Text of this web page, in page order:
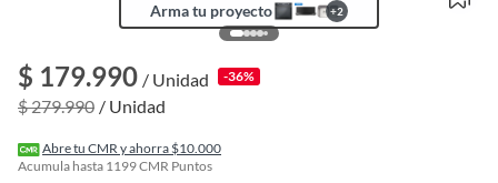
Arma tu proyecto +2
$ 179.990 / Unidad -36%
$ 279.990 / Unidad
Abre tu CMR y ahorra $10.000
Acumula hasta 1199CMR Puntos
r
I